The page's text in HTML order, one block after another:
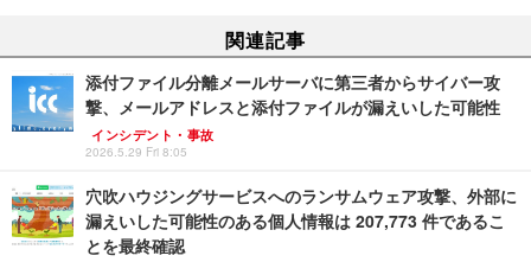
関連記事
添付ファイル分離メールサーバに第三者からサイバー攻
撃、メールアドレスと添付ファイルが漏えいした可能性
インシデント・事故
2026.5.29 Fri 8:05
穴吹ハウジングサービスへのランサムウェア攻撃、外部に
漏えいした可能性のある個人情報は 207,773 件であるこ
とを最終確認